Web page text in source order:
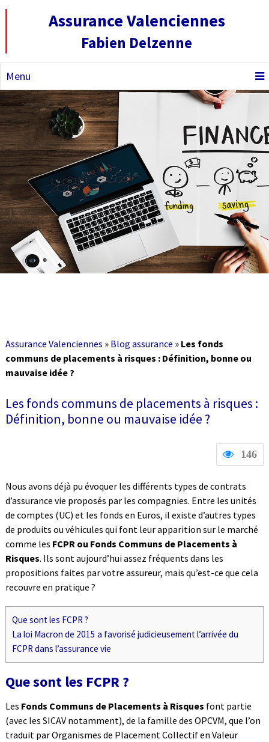
Assurance Valenciennes
Fabien Delzenne
Menu
Assurance Valenciennes » Blog assurance » Les fonds
communs de placements à risques : Définition, bonne ou
mauvaise idée ?
Les fonds communs de placements à risques :
Définition, bonne ou mauvaise idée ?
146
Nous avons déjà pu évoquer les différents types de contrats
d’assurance vie proposés par les compagnies. Entre les unités
de comptes (UC) et les fonds en Euros, il existe d’autres types
de produits ou véhicules qui font leur apparition sur le marché
comme les FCPR ou Fonds Communs de Placements à
Risques. Ils sont aujourd’hui assez fréquents dans les
propositions faites par votre assureur, mais qu’est-ce que cela
recouvre en pratique ?
Que sont les FCPR ?
La loi Macron de 2015 a favorisé judicieusement l’arrivée du
FCPR dans l’assurance vie
Que sont les FCPR ?
Les Fonds Communs de Placements à Risques font partie
(avec les SICAV notamment), de la famille des OPCVM, que l’on
traduit par Organismes de Placement Collectif en Valeur